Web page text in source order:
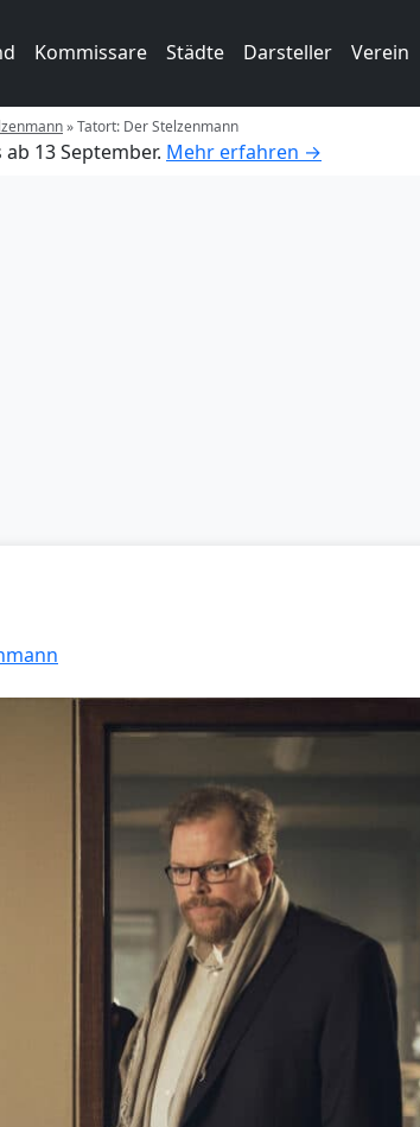
Kommissare Städte Darsteller Verein
»Tatort: Der Stelzenmann
13 September. Mehr erfahren →